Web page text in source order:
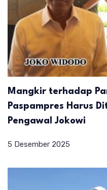
Mangkir terhadap
Paspampres Harus
Pengawal Jokowi
5 Desember 2025